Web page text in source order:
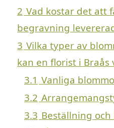
2 Vad kostar det att
begravning
3 Vilka typer av
kan en florist i
3.1 Vanliga
3.2
3.3 Beställning